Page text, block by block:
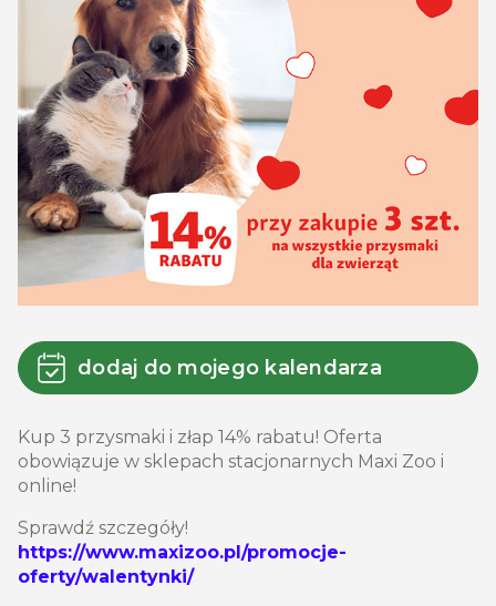
dodaj do mojego kalendarza
Kup 3 przysmaki i złap 14% rabatu! Oferta
obowiązuje w sklepach stacjonarnych Maxi Zoo i
online!
Sprawdź szczegóły!
https://www.maxizoo.pl/promocje-
oferty/walentynki/